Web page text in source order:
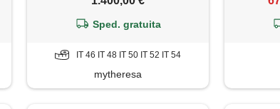
Sped. gratuita
IT 46 IT 48 IT 50 IT 52 IT 54
mytheresa